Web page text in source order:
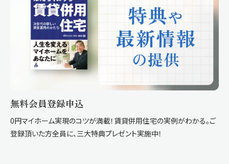
無料会員登録申込
0円マイホーム実現のコツが満載！賃貸併用住宅の実例がわかる。ご
登録頂いた方全員に、三大特典プレゼント実施中！